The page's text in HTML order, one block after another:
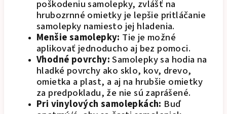
poškodeniu samolepky, zvlášť na
hrubozrnné omietky je lepšie pritláčanie
samolepky namiesto jej hladenia.
Menšie samolepky: Tie je možné
aplikovať jednoducho aj bez pomoci.
Vhodné povrchy:Samolepky sa hodia na
hladké povrchy ako sklo, kov, drevo,
omietka a plast, a aj na hrubšie omietky
za predpokladu, že nie sú zaprášené.
Pri vinylových samolepkách: Buď